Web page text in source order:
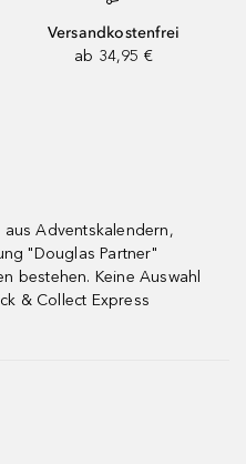
Versandkostenfrei
ab 34,95 €
Adventskalendern,
"Douglas Partner"
bestehen. Keine Auswahl
& Collect Express